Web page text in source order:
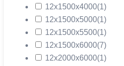
12х1500х4000(1)
12х1500х5000(1)
12х1500х5500(1)
12х1500х6000(7)
12х2000х6000(1)